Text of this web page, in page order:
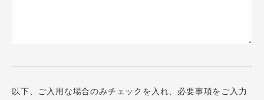
以下、ご入用な場合のみチェックを入れ、必要事項をご入力